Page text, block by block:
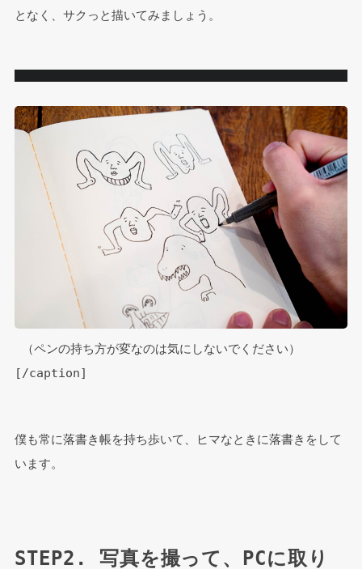
となく、サクっと描いてみましょう。
[/caption]
僕も常に落書き帳を持ち歩いて、ヒマなときに落書きをして
います。
STEP2. 写真を撮って、PCに取り